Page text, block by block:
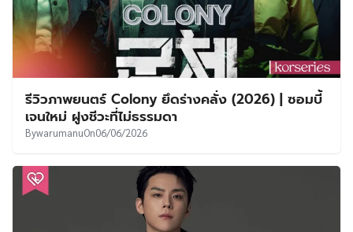
รีวิวภาพยนตร์ Colony ยึดร่างคลั่ง (2026) | ซอมบี้
เจนใหม่ ฝูงชีวะที่ไม่ธรรมดา
BywarumanuOn06/06/2026